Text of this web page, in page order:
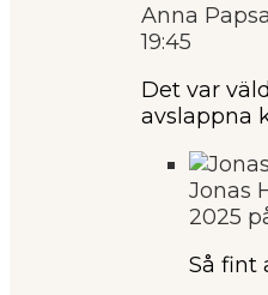
Anna
19:45
Det var
avslappna
Jonas
2025
Så fint